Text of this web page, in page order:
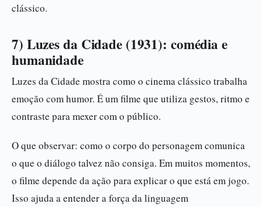
clássico.
7) Luzes da Cidade (1931): comédia e
humanidade
Luzes da Cidade mostra como o cinema clássico trabalha
emoção com humor. É um filme que utiliza gestos, ritmo e
contraste para mexer com o público.
O que observar: como o corpo do personagem comunica
o que o diálogo talvez não consiga. Em muitos momentos,
o filme depende da ação para explicar o que está em jogo.
Isso ajuda a entender a força da linguagem